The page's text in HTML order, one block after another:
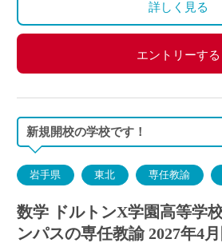
詳しく見る
エントリーする
新規開校の学校です！
岩手県 東北 専任教諭
数学 ドルトンX学園高等学
ンパスの専任教諭 2027年4